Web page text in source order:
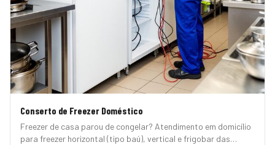
Conserto de Freezer Doméstico
Freezer de casa parou de congelar? Atendimento em domicílio
para freezer horizontal (tipo baú), vertical e frigobar das